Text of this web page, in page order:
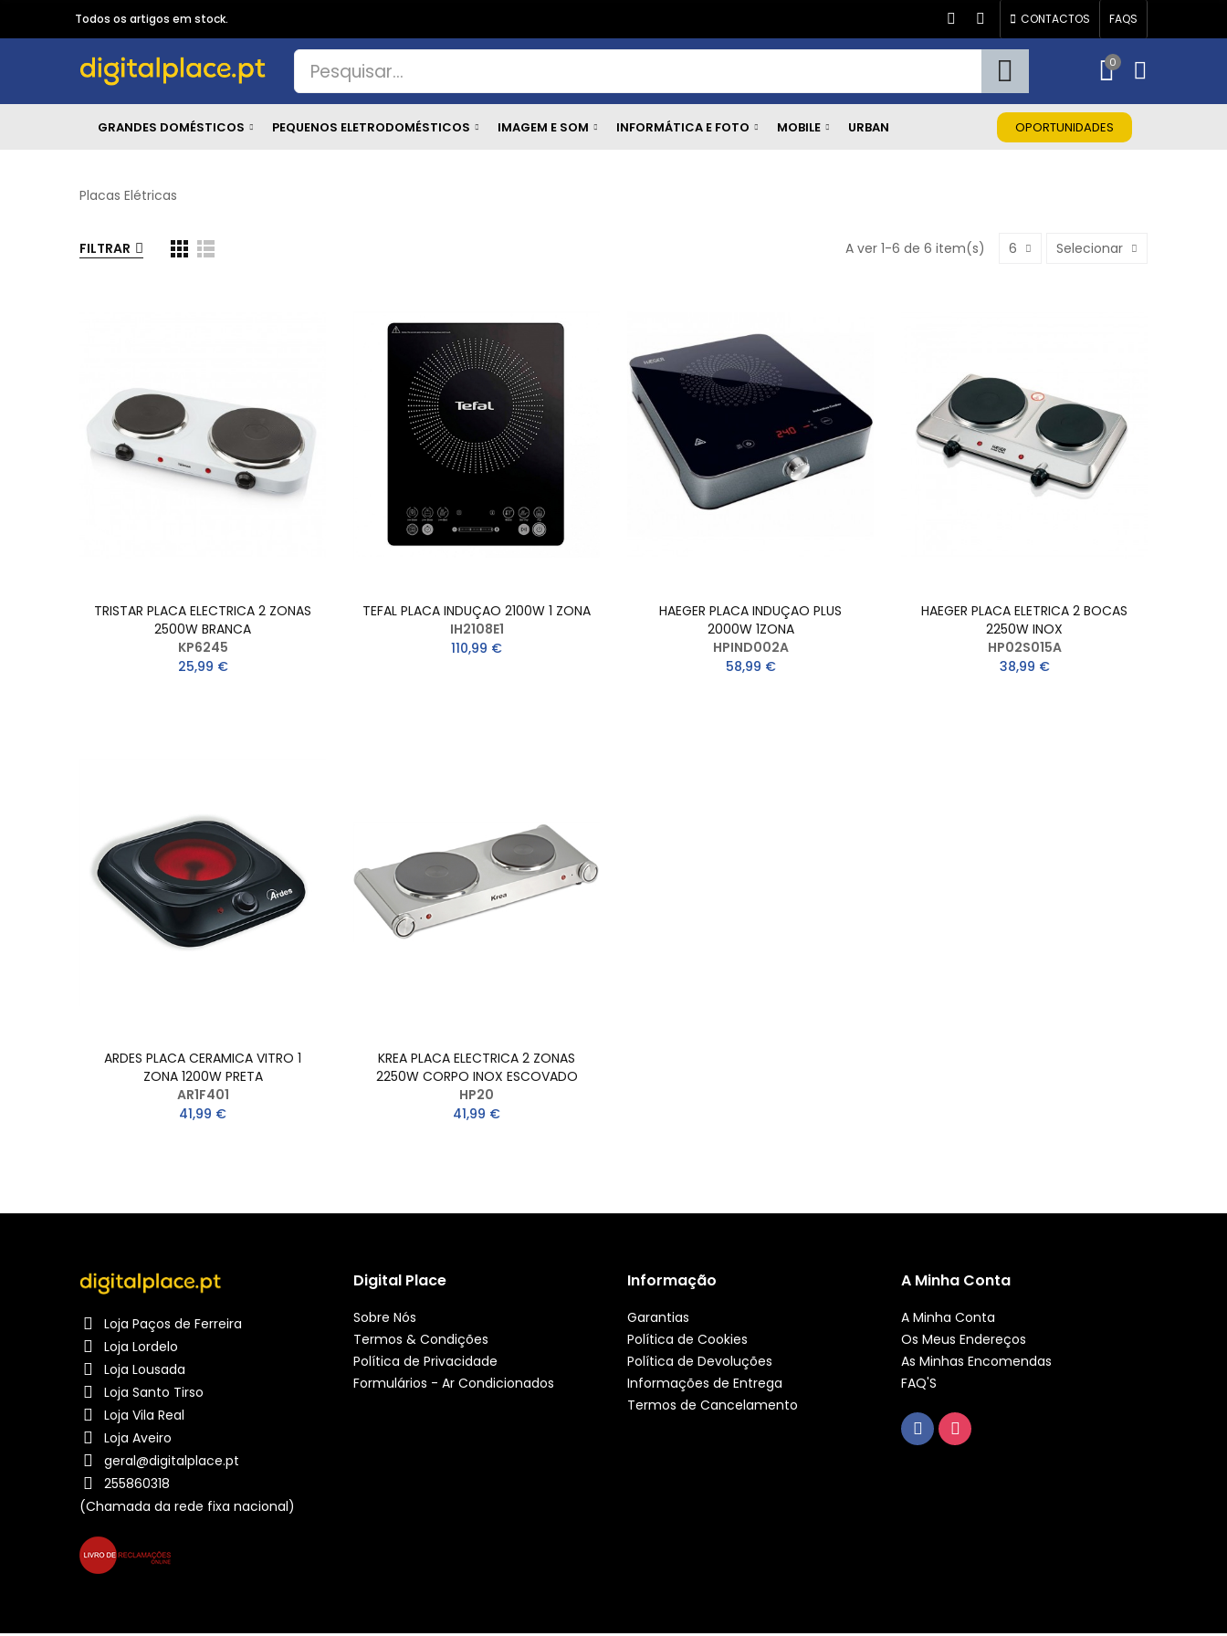
Todos os artigos em stock. CONTACTOS FAQS
0
GRANDES DOMÉSTICOS PEQUENOS ELETRODOMÉSTICOS IMAGEM E SOM INFORMÁTICA E FOTO MOBILE URBAN OPORTUNIDADES
Placas Elétricas
FILTRAR A ver 1-6 de 6 item(s) 6 Selecionar
TRISTAR PLACA ELECTRICA 2 ZONAS
2500W BRANCA
KP6245
25,99 €
TEFAL PLACA INDUÇAO 2100W 1 ZONA
IH2108E1
110,99 €
HAEGER PLACA INDUÇAO PLUS
2000W 1ZONA
HPIND002A
58,99 €
HAEGER PLACA ELETRICA 2 BOCAS
2250W INOX
HP02S015A
38,99 €
ARDES PLACA CERAMICA VITRO 1
ZONA 1200W PRETA
AR1F401
41,99 €
KREA PLACA ELECTRICA 2 ZONAS
2250W CORPO INOX ESCOVADO
HP20
41,99 €
Loja Paços de Ferreira
Loja Lordelo
Loja Lousada
Loja Santo Tirso
Loja Vila Real
Loja Aveiro
geral@digitalplace.pt
255860318
(Chamada da rede fixa nacional)
Digital Place
Sobre Nós
Termos & Condições
Política de Privacidade
Formulários - Ar Condicionados
Informação
Garantias
Política de Cookies
Política de Devoluções
Informações de Entrega
Termos de Cancelamento
A Minha Conta
A Minha Conta
Os Meus Endereços
As Minhas Encomendas
FAQ'S